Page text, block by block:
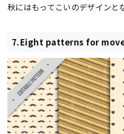
秋にはもってこいのデザインと
7.Eight patterns for